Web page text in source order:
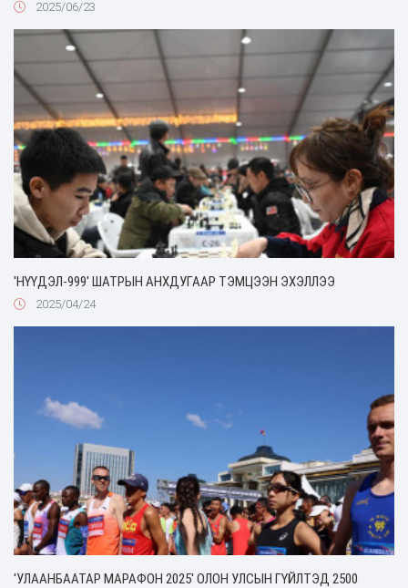
2025/06/23
'НҮҮДЭЛ-999' ШАТРЫН АНХДУГААР ТЭМЦЭЭН ЭХЭЛЛЭЭ
2025/04/24
'УЛААНБААТАР МАРАФОН 2025' ОЛОН УЛСЫН ГҮЙЛТЭД 2500